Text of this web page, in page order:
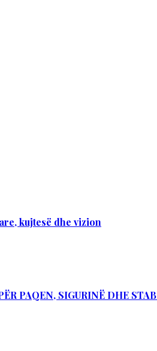
kujtesë dhe vizion
PAQEN, SIGURINË DHE